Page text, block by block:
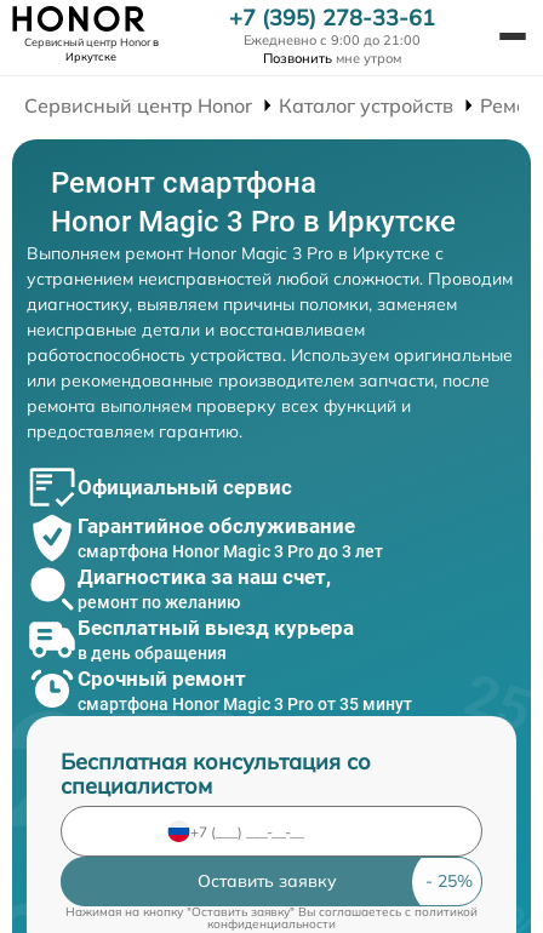
Сервисный центр Honorв
Иркутске
+7 (395) 278-33-61
Ежедневно с 9:00 до 21:00
Позвонить мне утром
Сервисный центр Honor Каталог устройств
Ремонт смартфона
Honor Magic 3 Pro в Иркутске
Выполняем ремонт Honor Magic 3 Pro в Иркутске с
устранением неисправностей любой сложности. Проводим
диагностику, выявляем причины поломки, заменяем
неисправные детали и восстанавливаем
работоспособность устройства. Используем оригинальные
или рекомендованные производителем запчасти, после
ремонта выполняем проверку всех функций и
предоставляем гарантию.
Официальный сервис
Гарантийное обслуживание
смартфона Honor Magic 3 Pro до 3 лет
Диагностика за наш счет,
ремонт по желанию
Бесплатный выезд курьера
в день обращения
Срочный ремонт
смартфона Honor Magic 3 Pro от 35 минут
Бесплатная консультация со
специалистом
Оставить заявку
Нажимая на кнопку "Оставить заявку" Вы соглашаетесь cполитикой
конфиденциальности